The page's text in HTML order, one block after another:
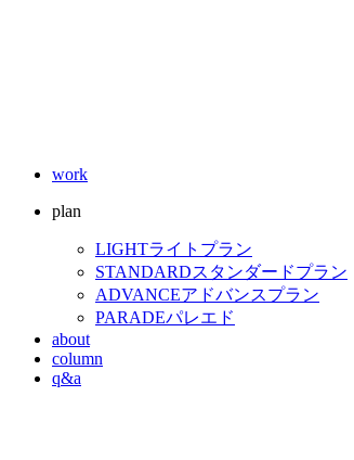
work
plan
LIGHTライトプラン
STANDARDスタンダードプラン
ADVANCEアドバンスプラン
PARADEパレエド
about
column
q&a